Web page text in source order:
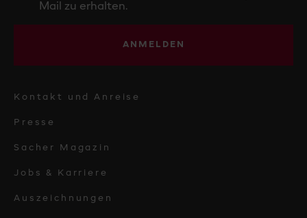
Mail zu erhalten.
ANMELDEN
Kontakt und Anreise
Presse
Sacher Magazin
Jobs & Karriere
Auszeichnungen